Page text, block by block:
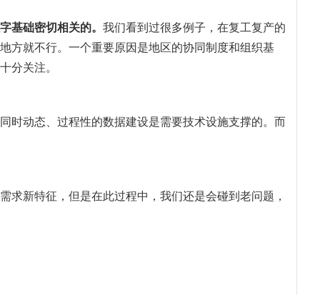
基础密切相关的。 我们看到过很多例子，在复工复产的
方就不行。一个重要原因是地区的协同制度和组织基
分关注。
时动态、过程性的数据建设是需要技术设施支撑的。而
新特征，但是在此过程中，我们还是会碰到老问题，